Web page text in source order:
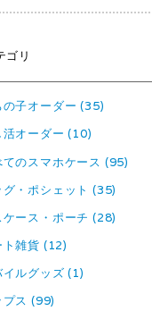
ゴリ
の子オーダー (35)
活オーダー (10)
てのスマホケース (95)
グ・ポシェット (35)
ケース・ポーチ (28)
ト雑貨 (12)
イルグッズ (1)
プス (99)